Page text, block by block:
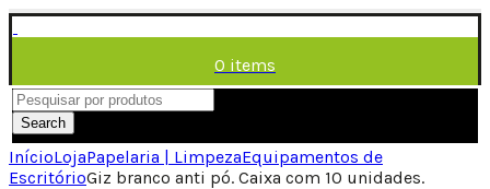
0 items
/ 0,00€
Menu
Search
InícioLojaPapelaria | LimpezaEquipamentos de
EscritórioGiz branco anti pó. Caixa com 10 unidades.